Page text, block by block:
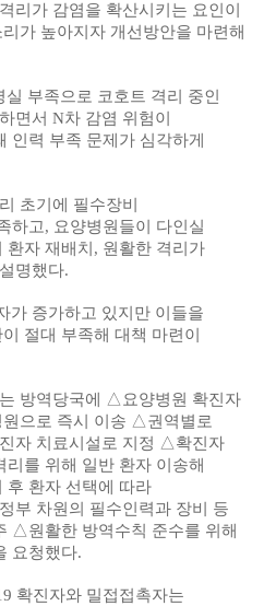
리가 감염을 확산시키는 요인이
가 높아지자 개선방안을 마련해
부족으로 코호트 격리 중인
면서 N차 감염 위험이
인력 부족 문제가 심각하게
초기에 필수장비
하고, 요양병원들이 다인실
자 재배치 , 원활한 격리가
명했다.
가 증가하고 있지만 이들을
절대 부족해 대책 마련이
방역당국에 △ 요양병원 확진자
으로 즉시 이송 △권역별로
자 치료시설로 지정 △확진자
를 위해 일반 환자 이송해
후 환자 선택에 따라
부 차원의 필수인력과 장비 등
△원활한 방역수칙 준수를 위해
요청했다.
확진자와 밀접접촉자는